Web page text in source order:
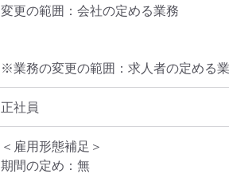
変更の範囲：会社の定める業務
※業務の変更の範囲：求人者の定める
正社員
＜雇用形態補足＞
期間の定め：無